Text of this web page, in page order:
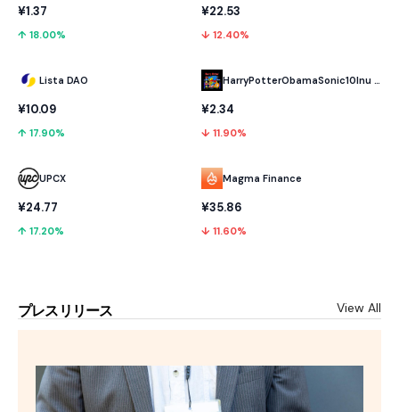
¥1.37
↑ 18.00%
Lista DAO
¥10.09
↑ 17.90%
UPCX
¥24.77
↑ 17.20%
¥22.53
↓ 12.40%
HarryPotterObamaSonic10Inu (ETH)
¥2.34
↓ 11.90%
Magma Finance
¥35.86
↓ 11.60%
プレスリリース View All